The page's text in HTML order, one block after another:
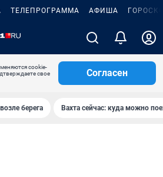
ТЕЛЕПРОГРАММА АФИША
cookie-
свое
Согласен
берега Вахта сейчас: куда можно